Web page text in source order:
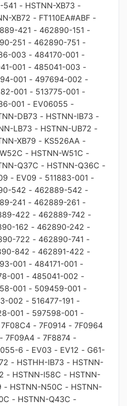
541 - HSTNN-XB73 -
XB72 - FT110EA#ABF -
421 - 462890-151 -
251 - 462890-751 -
003 - 484170-001 -
001 - 485041-003 -
001 - 497694-002 -
001 - 513775-001 -
001 - EV06055 -
DB73 - HSTNN-IB73 -
LB73 - HSTNN-UB72 -
XB79 - KS526AA -
- HSTNN-W51C -
Q37C - HSTNN-Q36C -
- EV09 - 511883-001 -
542 - 462889-542 -
241 - 462889-261 -
422 - 462889-742 -
162 - 462890-242 -
722 - 462890-741 -
842 - 462891-422 -
001 - 484171-001 -
001 - 485041-002 -
001 - 509459-001 -
002 - 516477-191 -
001 - 597598-001 -
7F08C4 - 7F0914 - 7F0964
- 7F09A4 - 7F8874 -
6 - EV03 - EV12 - G61-
- HSTHH-IB73 - HSTNN-
- HSTNN-I58C - HSTNN-
- HSTNN-N50C - HSTNN-
- HSTNN-Q43C -